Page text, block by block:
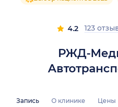
РЖД-
4.2 123
Запись О клинике Цены